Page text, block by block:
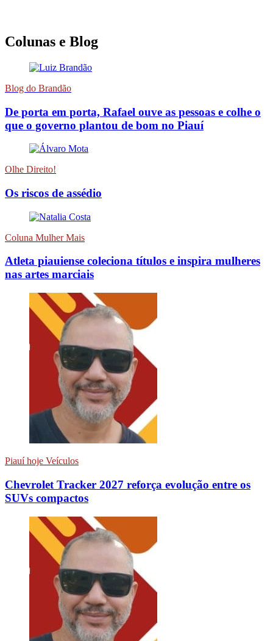
Colunas e Blog
Blog do Brandão
De porta em porta, Rafael ouve as pessoas e colhe o
que o governo plantou de bom no Piauí
Olhe Direito!
Os riscos de assédio
Coluna Mulher Mais
Atleta piauiense coleciona títulos e inspira mulheres
nas artes marciais
Piauí hoje Veículos
Chevrolet Tracker 2027 reforça evolução entre os
SUVs compactos